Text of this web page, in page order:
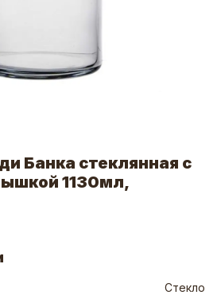
Банка стеклянная с
1130мл,
Стекло